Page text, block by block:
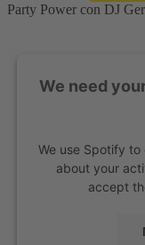
Party Power con DJ
We need
We use Spotify
about your
accept